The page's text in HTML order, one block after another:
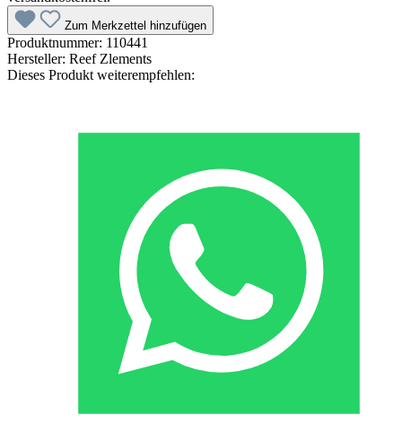
Zum Merkzettel hinzufügen
Produktnummer: 110441
Hersteller: Reef Zlements
Dieses Produkt weiterempfehlen: